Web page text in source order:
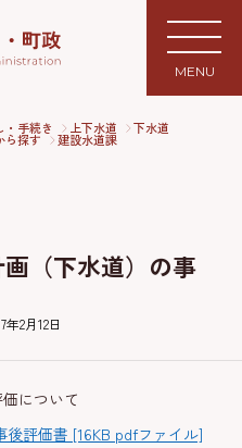
MENU
・手続き 上下水道 下水道
ら探す 建設水道課
（下水道）の事
年2月12日
について
評価書 [16KB pdfファイル]